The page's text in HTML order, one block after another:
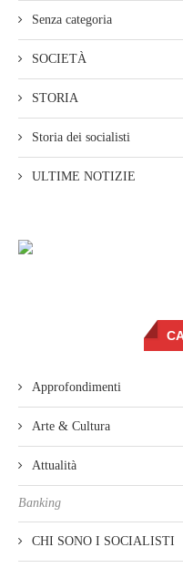
Senza categoria
SOCIETÀ
STORIA
Storia dei socialisti
ULTIME NOTIZIE
Approfondimenti
Arte & Cultura
Attualità
Banking
CHI SONO I SOCIALISTI